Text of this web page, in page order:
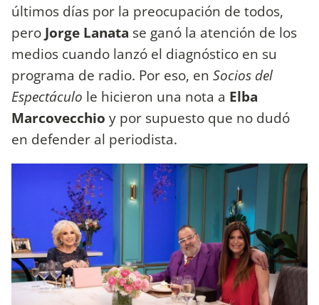
últimos días por la preocupación de todos,
pero Jorge Lanata se ganó la atención de los
medios cuando lanzó el diagnóstico en su
programa de radio. Por eso, en Socios del
Espectáculo le hicieron una nota a Elba
Marcovecchio y por supuesto que no dudó
en defender al periodista.